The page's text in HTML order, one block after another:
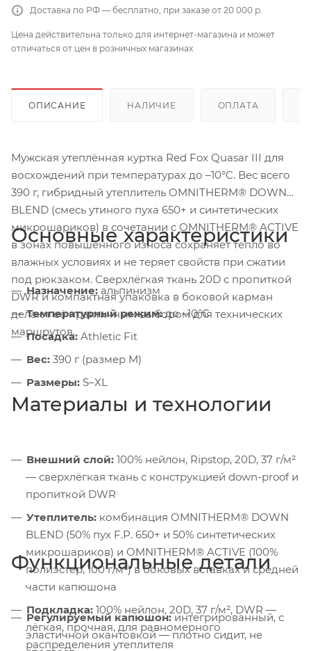
Доставка по РФ — бесплатно, при заказе от 20 000 р.
Цена действительна только для интернет-магазина и может
отличаться от цен в розничных магазинах
ОПИСАНИЕ НАЛИЧИЕ ОПЛАТА
Мужская утеплённая куртка Red Fox Quasar III для
восхождений при температурах до –10°C. Вес всего
390 г, гибридный утеплитель OMNITHERM® DOWN
BLEND (смесь утиного пуха 650+ и синтетических
микрошариков) в сочетании с OMNITHERM® ACTIVE
в зонах повышенного износа сохраняет тепло во
влажных условиях и не теряет свойств при сжатии
под рюкзаком. Сверхлёгкая ткань 20D с пропиткой
DWR и компактная упаковка в боковой карман
делают её практичным выбором для технических
маршрутов.
Основные характеристики
Назначение: альпинизм
Температурный режим:до –10°C
Посадка: Athletic Fit
Вес: 390 г (размер M)
Размеры: S–XL
Материалы и технологии
Внешний слой: 100% нейлон, Ripstop, 20D, 37 г/м²
— сверхлёгкая ткань с конструкцией down-proof и
пропиткой DWR
Утеплитель: комбинация OMNITHERM® DOWN
BLEND (50% пух F.P. 650+ и 50% синтетических
микрошариков) и OMNITHERM® ACTIVE (100%
полиэстер, 100 г/м²) в боковых вставках и средней
части капюшона
Подкладка: 100% нейлон, 20D, 37 г/м², DWR —
лёгкая, прочная, для равномерного
распределения утеплителя
Функциональные детали
Регулируемый капюшон:интегрированный, с
эластичной окантовкой — плотно сидит, не